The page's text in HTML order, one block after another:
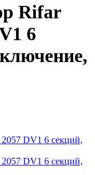
Rifar
6